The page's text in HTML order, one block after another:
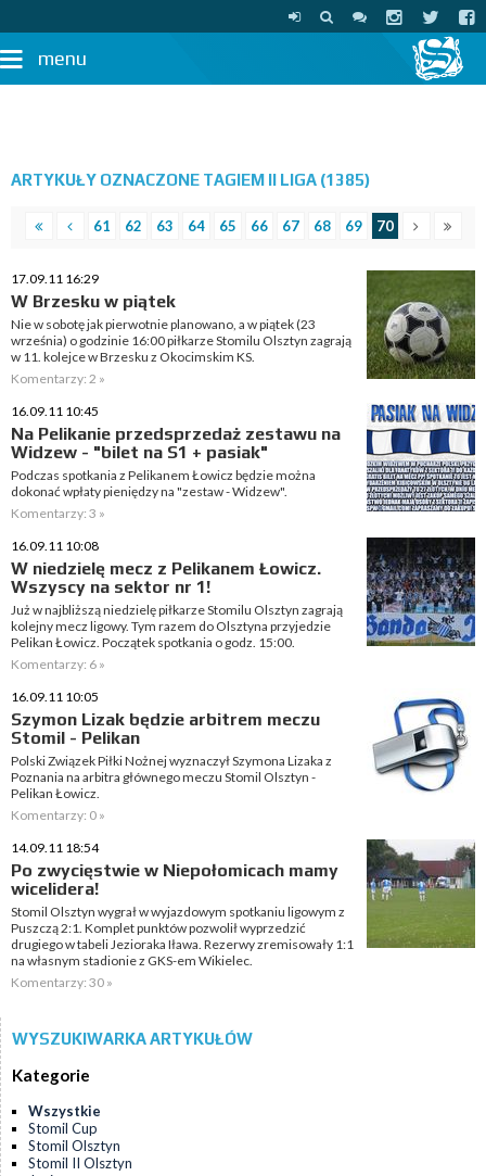
menu
ARTYKUŁY OZNACZONE TAGIEM II LIGA (1385)
61 62 63 64 65 66 67 68 69 70
17.09.11 16:29
W Brzesku w piątek
Nie w sobotę jak pierwotnie planowano, a w piątek (23
września) o godzinie 16:00 piłkarze Stomilu Olsztyn zagrają
w 11. kolejce w Brzesku z Okocimskim KS.
Komentarzy: 2 »
16.09.11 10:45
Na Pelikanie przedsprzedaż zestawu na
Widzew - "bilet na S1 + pasiak"
Podczas spotkania z Pelikanem Łowicz będzie można
dokonać wpłaty pieniędzy na "zestaw - Widzew".
Komentarzy: 3 »
16.09.11 10:08
W niedzielę mecz z Pelikanem Łowicz.
Wszyscy na sektor nr 1!
Już w najbliższą niedzielę piłkarze Stomilu Olsztyn zagrają
kolejny mecz ligowy. Tym razem do Olsztyna przyjedzie
Pelikan Łowicz. Początek spotkania o godz. 15:00.
Komentarzy: 6 »
16.09.11 10:05
Szymon Lizak będzie arbitrem meczu
Stomil - Pelikan
Polski Związek Piłki Nożnej wyznaczył Szymona Lizaka z
Poznania na arbitra głównego meczu Stomil Olsztyn -
Pelikan Łowicz.
Komentarzy: 0 »
14.09.11 18:54
Po zwycięstwie w Niepołomicach mamy
wicelidera!
Stomil Olsztyn wygrał w wyjazdowym spotkaniu ligowym z
Puszczą 2:1. Komplet punktów pozwolił wyprzedzić
drugiego w tabeli Jezioraka Iława. Rezerwy zremisowały 1:1
na własnym stadionie z GKS-em Wikielec.
Komentarzy: 30 »
WYSZUKIWARKA ARTYKUŁÓW
Kategorie
Wszystkie
Stomil Cup
Stomil Olsztyn
Stomil II Olsztyn